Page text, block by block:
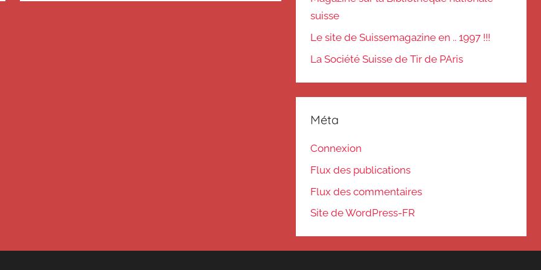
suisse
Le site de Suissemagazine en .. 1997 !!!
La Société Suisse de Tir de PAris
Méta
Connexion
Flux des publications
Flux des commentaires
Site de WordPress-FR